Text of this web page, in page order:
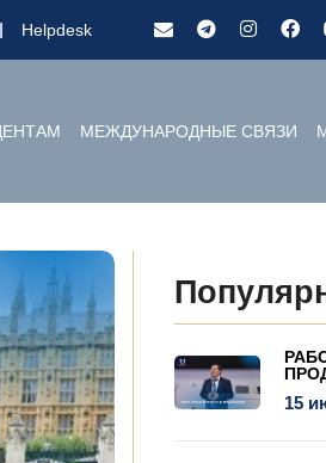
Helpdesk
МЕЖДУНАРОДНЫЕ СВЯЗИ
15